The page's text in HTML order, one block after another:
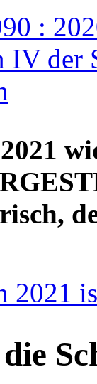
:
IV der
2021